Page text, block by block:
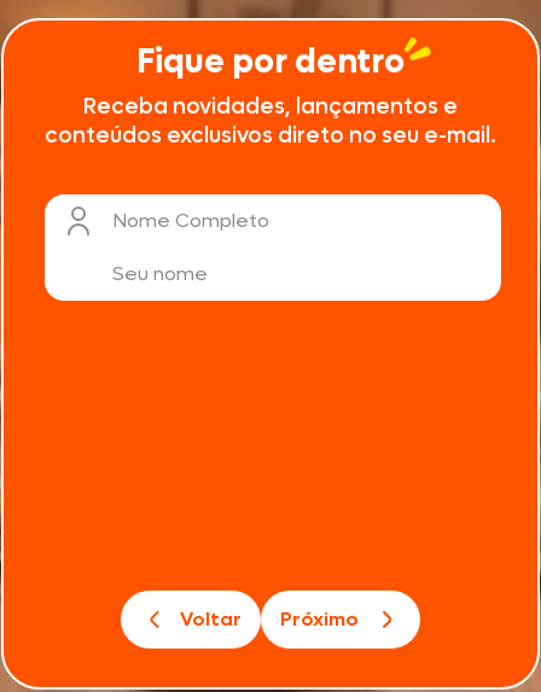
Fique por dentro
Receba novidades, lançamentos e
conteúdos exclusivos direto no seu e-mail.
Nome Completo
Voltar Próximo